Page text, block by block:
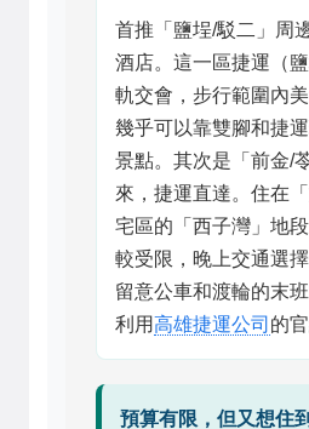
首推「鹽埕/駁二」周
酒店。這一區捷運（
軌交會，步行範圍內
幾乎可以靠雙腳和捷
景點。其次是「前金/
來，捷運直達。住在
宅區的「西子灣」地
較受限，晚上交通選
留意公車和渡輪的末
利用高雄捷運公司 的
預算有限，但又想住